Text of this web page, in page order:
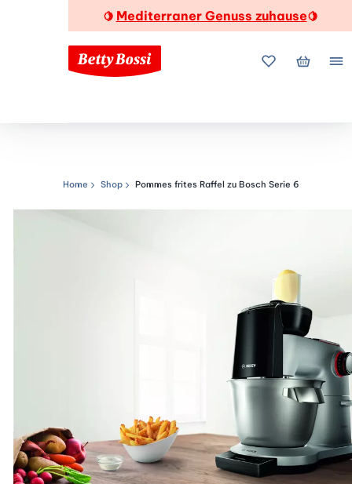
🍋 Mediterraner Genuss zuhause🍋
MeineMein
Navigationspfad
Home Shop Pommes frites Raffel zu Bosch Serie 6